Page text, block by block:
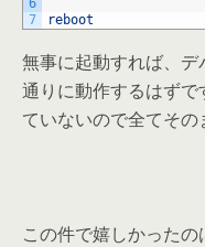
6
7
reboot
無事に起動すれば、
通りに動作するはず
ていないので全てその
この件で嬉しかった